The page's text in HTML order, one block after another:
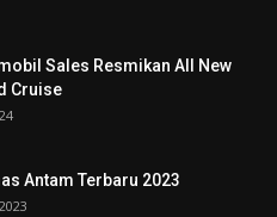
Sales Resmikan All New
Cruise
Antam Terbaru 2023